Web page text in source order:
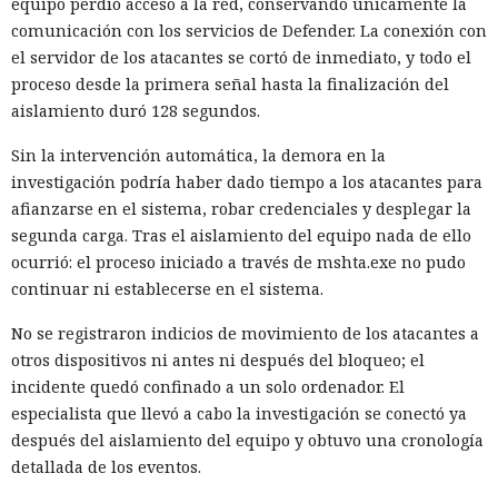
equipo perdió acceso a la red, conservando únicamente la
comunicación con los servicios de Defender. La conexión con
el servidor de los atacantes se cortó de inmediato, y todo el
proceso desde la primera señal hasta la finalización del
aislamiento duró 128 segundos.
Sin la intervención automática, la demora en la
investigación podría haber dado tiempo a los atacantes para
afianzarse en el sistema, robar credenciales y desplegar la
segunda carga. Tras el aislamiento del equipo nada de ello
ocurrió: el proceso iniciado a través de mshta.exe no pudo
continuar ni establecerse en el sistema.
No se registraron indicios de movimiento de los atacantes a
otros dispositivos ni antes ni después del bloqueo; el
incidente quedó confinado a un solo ordenador. El
especialista que llevó a cabo la investigación se conectó ya
después del aislamiento del equipo y obtuvo una cronología
detallada de los eventos.